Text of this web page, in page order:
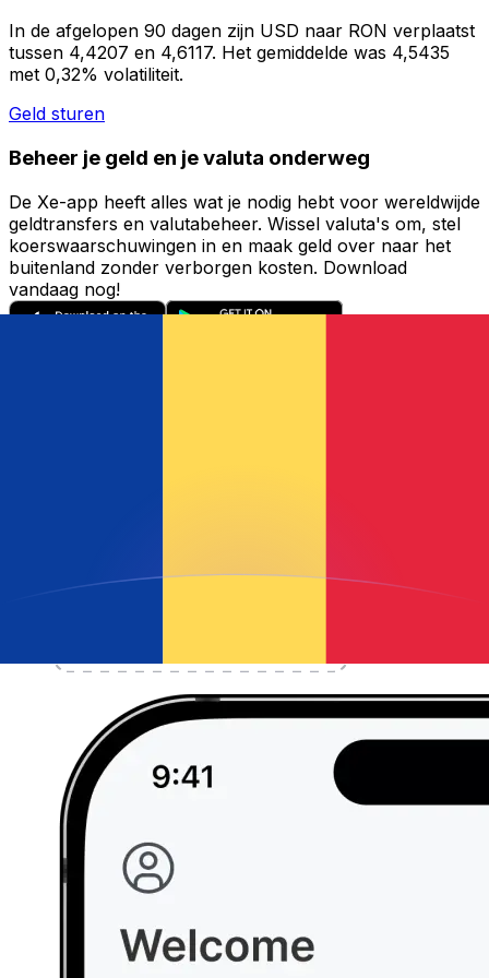
In de afgelopen 90 dagen zijn USD naar RON verplaatst
tussen 4,4207 en 4,6117. Het gemiddelde was 4,5435
met 0,32% volatiliteit.
Geld sturen
Beheer je geld en je valuta onderweg
De Xe-app heeft alles wat je nodig hebt voor wereldwijde
geldtransfers en valutabeheer. Wissel valuta's om, stel
koerswaarschuwingen in en maak geld over naar het
buitenland zonder verborgen kosten. Download
vandaag nog!